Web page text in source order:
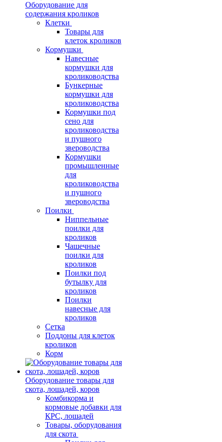
Оборудование для
содержания кроликов
Клетки
Товары для
клеток кроликов
Кормушки
Навесные
кормушки для
кролиководства
Бункерные
кормушки для
кролиководства
Кормушки под
сено для
кролиководства
и пушного
звероводства
Кормушки
промышленные
для
кролиководства
и пушного
звероводства
Поилки
Ниппельные
поилки для
кроликов
Чашечные
поилки для
кроликов
Поилки под
бутылку для
кроликов
Поилки
навесные для
кроликов
Сетка
Поддоны для клеток
кроликов
Корм
Оборудование товары для
скота, лошадей, коров
Комбикорма и
кормовые добавки для
КРС, лошадей
Товары, оборудования
для скота